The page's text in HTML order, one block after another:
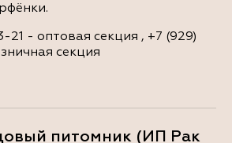
21 - оптовая секция , +7 (929)
секция
питомник (ИП Рак